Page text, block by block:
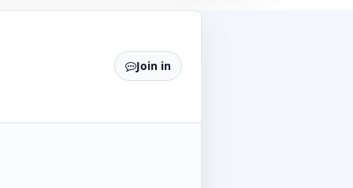
Join in